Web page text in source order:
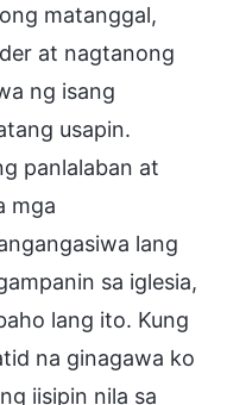
matanggal,
at nagtanong
ng isang
usapin.
panlalaban at
mga
lang
sa iglesia,
lang ito. Kung
na ginagawa ko
iisipin nila sa